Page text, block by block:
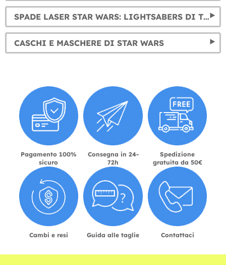
SPADE LASER STAR WARS: LIGHTSABERS DI TUTTI I PERSONAGGI
CASCHI E MASCHERE DI STAR WARS
Pagamento 100%
sicuro
Consegna in 24-
72h
Spedizione
gratuita da 50€
Cambi e resi Guida alle taglie Contattaci